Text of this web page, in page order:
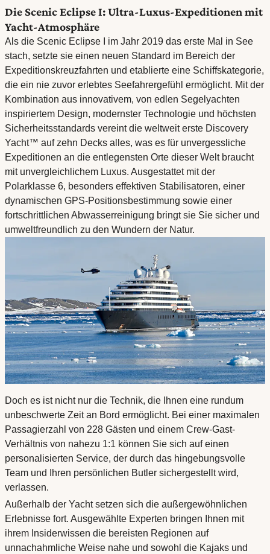
Die Scenic Eclipse I: Ultra-Luxus-Expeditionen mit
Yacht-Atmosphäre
Als die Scenic Eclipse I im Jahr 2019 das erste Mal in See
stach, setzte sie einen neuen Standard im Bereich der
Expeditionskreuzfahrten und etablierte eine Schiffskategorie,
die ein nie zuvor erlebtes Seefahrergefühl ermöglicht. Mit der
Kombination aus innovativem, von edlen Segelyachten
inspiriertem Design, modernster Technologie und höchsten
Sicherheitsstandards vereint die weltweit erste Discovery
Yacht™ auf zehn Decks alles, was es für unvergessliche
Expeditionen an die entlegensten Orte dieser Welt braucht
mit unvergleichlichem Luxus. Ausgestattet mit der
Polarklasse 6, besonders effektiven Stabilisatoren, einer
dynamischen GPS-Positionsbestimmung sowie einer
fortschrittlichen Abwasserreinigung bringt sie Sie sicher und
umweltfreundlich zu den Wundern der Natur.
Doch es ist nicht nur die Technik, die Ihnen eine rundum
unbeschwerte Zeit an Bord ermöglicht. Bei einer maximalen
Passagierzahl von 228 Gästen und einem Crew-Gast-
Verhältnis von nahezu 1:1 können Sie sich auf einen
personalisierten Service, der durch das hingebungsvolle
Team und Ihren persönlichen Butler sichergestellt wird,
verlassen.
Außerhalb der Yacht setzen sich die außergewöhnlichen
Erlebnisse fort. Ausgewählte Experten bringen Ihnen mit
ihrem Insiderwissen die bereisten Regionen auf
unnachahmliche Weise nahe und sowohl die Kajaks und